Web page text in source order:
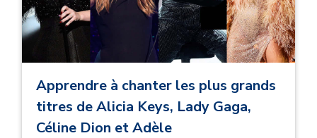
Apprendre à chanter les plus grands
titres de Alicia Keys, Lady Gaga,
Céline Dion et Adèle